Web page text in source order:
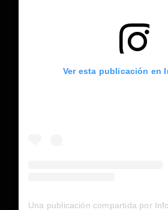
Ver esta publicación en